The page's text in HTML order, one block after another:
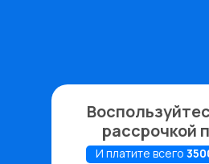
рассрочкой
И платите всего